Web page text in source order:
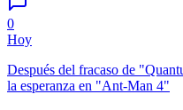
0
Hoy
Después del fracaso de
la esperanza en "Ant-Man 4"